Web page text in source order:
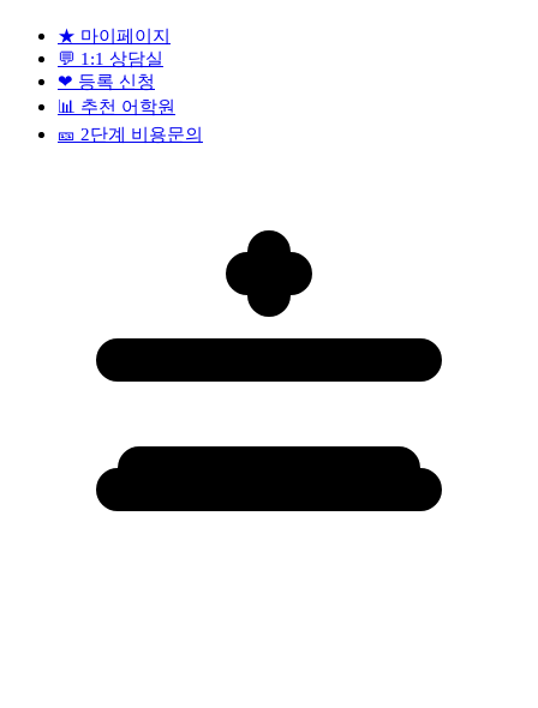
★ 마이페이지
💬 1:1 상담실
❤ 등록 신청
📊 추천 어학원
🎫 2단계 비용문의